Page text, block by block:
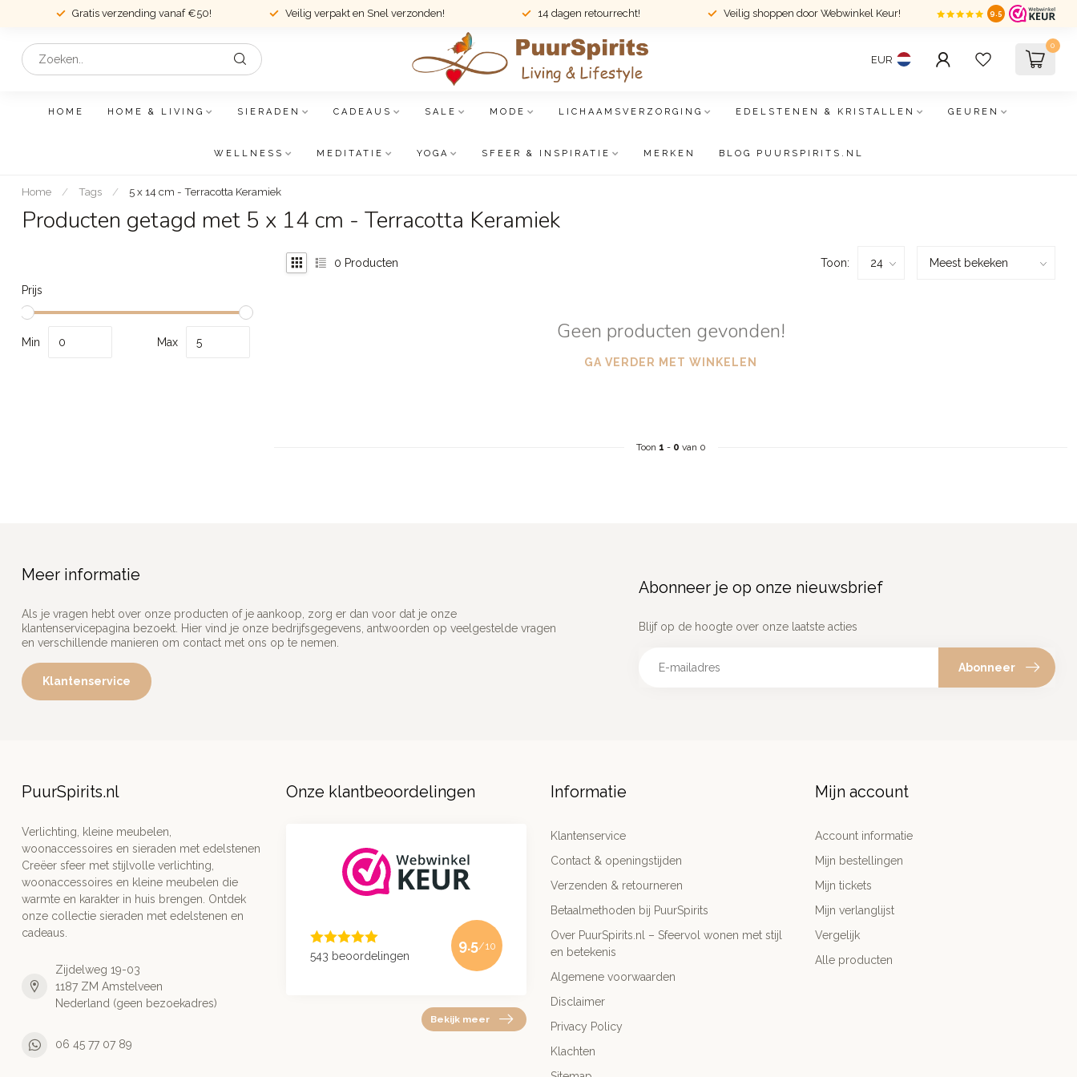
Gratis verzending vanaf €50! Veilig verpakt en Snel verzonden! 14 dagen retourrecht! Veilig shoppen door Webwinkel Keur! 9.5
EUR
0
HOME HOME & LIVING SIERADEN CADEAUS SALE MODE LICHAAMSVERZORGING EDELSTENEN & KRISTALLEN GEUREN
WELLNESS MEDITATIE YOGA SFEER & INSPIRATIE MERKEN BLOG PUURSPIRITS.NL
Home / Tags / 5 x 14 cm - Terracotta Keramiek
Producten getagd met 5 x 14 cm - Terracotta Keramiek
Prijs
Min Max
0 Producten Toon:
Geen producten gevonden!
GA VERDER MET WINKELEN
Toon 1 - 0 van 0
Meer informatie
Als je vragen hebt over onze producten of je aankoop, zorg er dan voor dat je onze
klantenservicepagina bezoekt. Hier vind je onze bedrijfsgegevens, antwoorden op veelgestelde vragen
en verschillende manieren om contact met ons op te nemen.
Klantenservice
Abonneer je op onze nieuwsbrief
Blijf op de hoogte over onze laatste acties
Abonneer
PuurSpirits.nl
Verlichting, kleine meubelen,
woonaccessoires en sieraden met edelstenen
Creëer sfeer met stijlvolle verlichting,
woonaccessoires en kleine meubelen die
warmte en karakter in huis brengen. Ontdek
onze collectie sieraden met edelstenen en
cadeaus.
Zijdelweg 19-03
1187 ZM Amstelveen
Nederland (geen bezoekadres)
06 45 77 07 89
Onze klantbeoordelingen
543 beoordelingen
9.5/10
Bekijk meer
Informatie
Klantenservice
Contact & openingstijden
Verzenden & retourneren
Betaalmethoden bij PuurSpirits
Over PuurSpirits.nl – Sfeervol wonen met stijl
en betekenis
Algemene voorwaarden
Disclaimer
Privacy Policy
Klachten
Mijn account
Account informatie
Mijn bestellingen
Mijn tickets
Mijn verlanglijst
Vergelijk
Alle producten